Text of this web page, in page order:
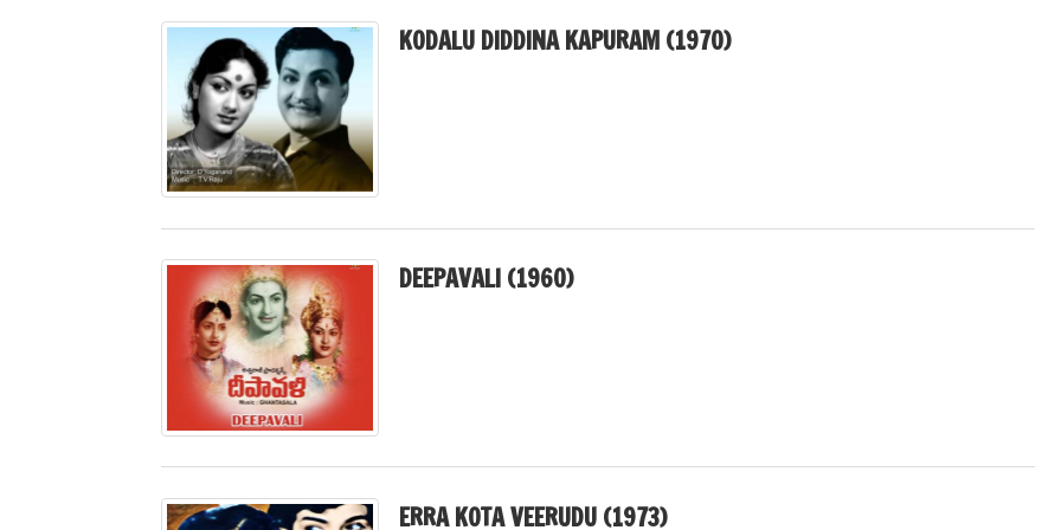
KODALU DIDDINA KAPURAM (1970)
DEEPAVALI (1960)
ERRA KOTA VEERUDU (1973)